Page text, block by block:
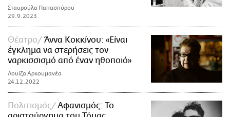
Σταυρούλα Παπασπύρου
29.9.2023
Θέατρο
Άννα Κοκκίνου: «Είναι
έγκλημα να στερήσεις τον
ναρκισσισμό από έναν ηθοποιό»
Λουίζα Αρκουμανέα
24.12.2022
Πολιτισμός
Αφανισμός: Το